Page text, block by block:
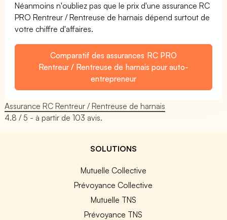
Néanmoins n'oubliez pas que le prix d'une assurance RC
PRO Rentreur / Rentreuse de harnais dépend surtout de
votre chiffre d'affaires.
Comparatif des assurances RC PRO
Rentreur / Rentreuse de harnais pour auto-
entrepreneur
Assurance RC Rentreur / Rentreuse de harnais
4.8 / 5 - à partir de103 avis.
SOLUTIONS
Mutuelle Collective
Prévoyance Collective
Mutuelle TNS
Prévoyance TNS